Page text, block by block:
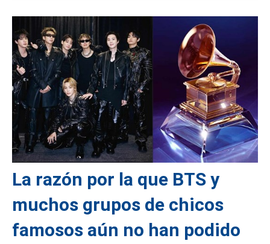
La razón por la que BTS y
muchos grupos de chicos
famosos aún no han podido